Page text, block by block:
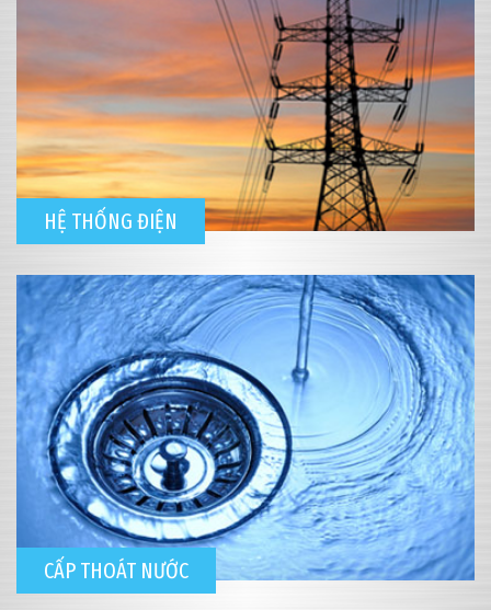
HỆ THỐNG ĐIỆN
CẤP THOÁT NƯỚC